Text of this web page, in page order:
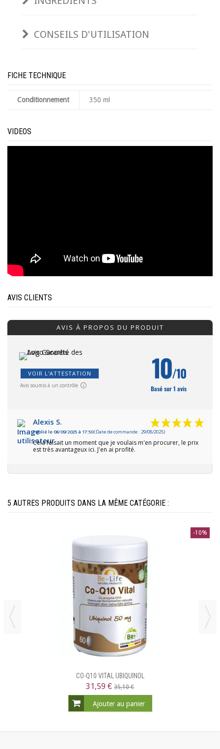
CONSEILS D'UTILISATION
FICHE TECHNIQUE
Conditionnement 350 ml
VIDEOS
AVIS CLIENTS
AVIS À PROPOS DU PRODUIT
VOIR L'ATTESTATION
Avis soumis à un contrôle 10/10
Basé sur 1 avis
Alexis S.
Publié le 08/09/2025 à 17:50(Date de commande : 29/08/2025)
Cela faisait un moment que je voulais m'en procurer, le prix
est très avantageux ici. J'en ai profité.
5 AUTRES PRODUITS DANS LA MÊME CATÉGORIE :
-10%
CO-Q10 VITAL UBIQUINOL
31,59 € 35,10 €
Ajouter au panier